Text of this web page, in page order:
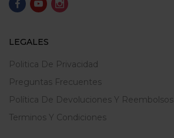
LEGALES
Politica De Privacidad
Preguntas Frecuentes
Política De Devoluciones Y Reembolsos
Terminos Y Condiciones